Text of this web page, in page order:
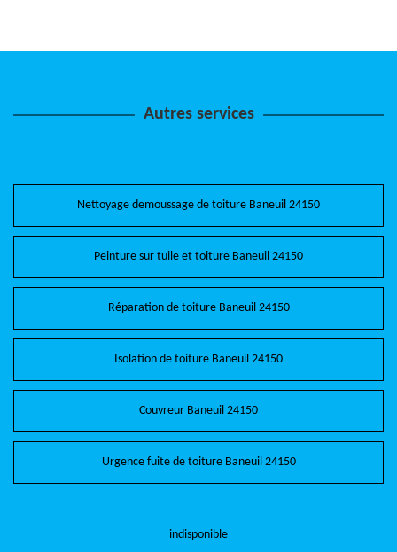
Autres services
Nettoyage demoussage de toiture Baneuil 24150
Peinture sur tuile et toiture Baneuil 24150
Réparation de toiture Baneuil 24150
Isolation de toiture Baneuil 24150
Couvreur Baneuil 24150
Urgence fuite de toiture Baneuil 24150
indisponible